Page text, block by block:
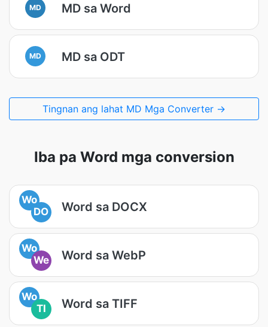
MD MD sa Word
MD MD sa ODT
Tingnan ang lahat MD Mga Converter →
Iba pa Word mga conversion
Wo
DO
Word sa DOCX
Wo
We
Word sa WebP
Wo
TI
Word sa TIFF